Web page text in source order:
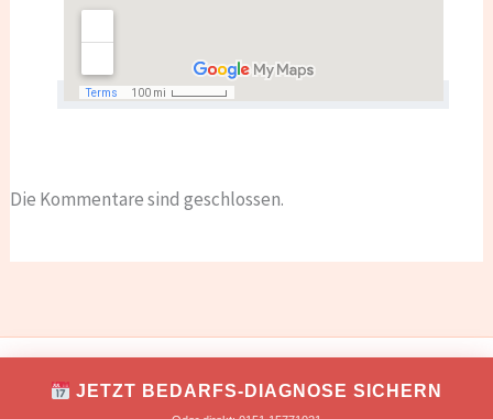
JETZT BEDARFS-DIAGNOSE SICHERN
Die Kommentare sind geschlossen.
Copyright © 2026 TONNIKUM® macht Unternehmer!